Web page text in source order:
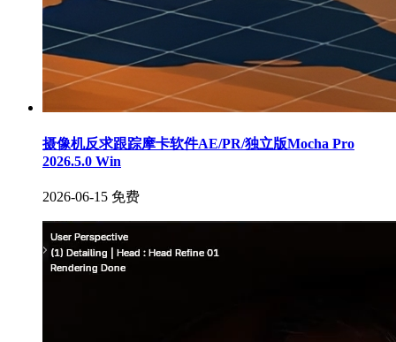
摄像机反求跟踪摩卡软件AE/PR/独立版Mocha Pro
2026.5.0 Win
2026-06-15 免费